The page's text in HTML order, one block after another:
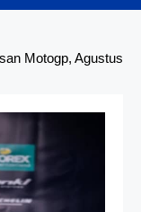
Motogp, Agustus